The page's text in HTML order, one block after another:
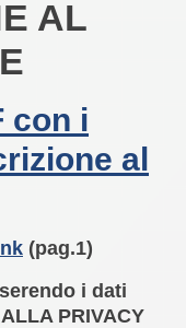
AL
con i
al
(pag.1)
i dati
PRIVACY